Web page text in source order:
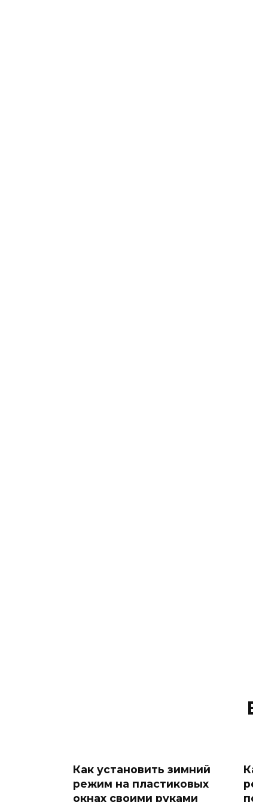
Как установить зимний
режим на пластиковых
окнах своими руками